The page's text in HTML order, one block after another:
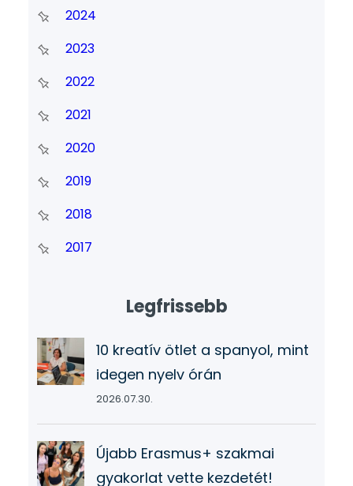
2024
2023
2022
2021
2020
2019
2018
2017
Legfrissebb
10 kreatív ötlet a spanyol, mint
idegen nyelv órán
2026.07.30.
Újabb Erasmus+ szakmai
gyakorlat vette kezdetét!